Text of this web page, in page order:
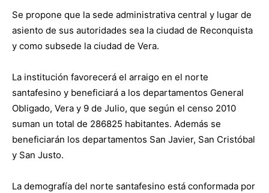
Se propone que la sede administrativa central y lugar de
asiento de sus autoridades sea la ciudad de Reconquista
y como subsede la ciudad de Vera.
La institución favorecerá el arraigo en el norte
santafesino y beneficiará a los departamentos General
Obligado, Vera y 9 de Julio, que según el censo 2010
suman un total de 286825 habitantes. Además se
beneficiarán los departamentos San Javier, San Cristóbal
y San Justo.
La demografía del norte santafesino está conformada por